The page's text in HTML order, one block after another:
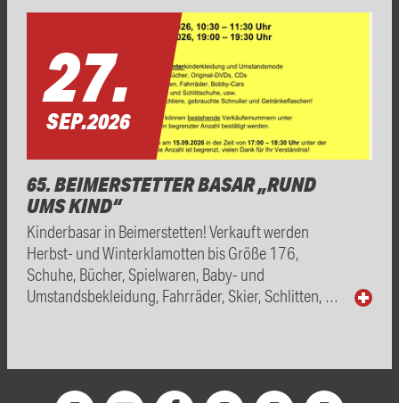
27.
SEP.2026
65. BEIMERSTETTER BASAR „RUND
UMS KIND“
Kinderbasar in Beimerstetten! Verkauft werden
Herbst- und Winterklamotten bis Größe 176,
Schuhe, Bücher, Spielwaren, Baby- und
Umstandsbekleidung, Fahrräder, Skier, Schlitten, …